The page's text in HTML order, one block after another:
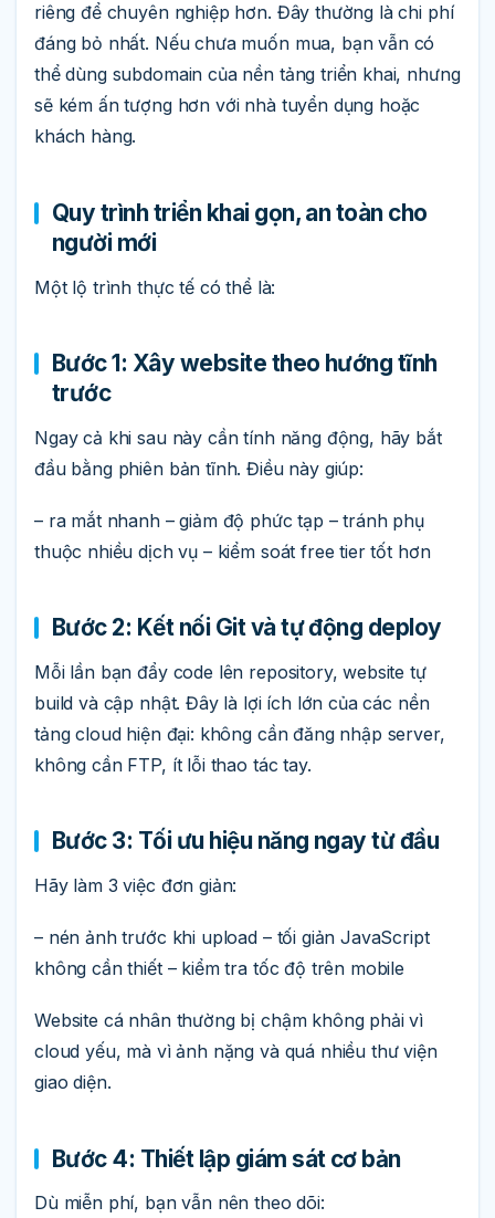
riêng để chuyên nghiệp hơn. Đây thường là chi phí
đáng bỏ nhất. Nếu chưa muốn mua, bạn vẫn có
thể dùng subdomain của nền tảng triển khai, nhưng
sẽ kém ấn tượng hơn với nhà tuyển dụng hoặc
khách hàng.
Quy trình triển khai gọn, an toàn cho
người mới
Một lộ trình thực tế có thể là:
Bước 1: Xây website theo hướng tĩnh
trước
Ngay cả khi sau này cần tính năng động, hãy bắt
đầu bằng phiên bản tĩnh. Điều này giúp:
– ra mắt nhanh – giảm độ phức tạp – tránh phụ
thuộc nhiều dịch vụ – kiểm soát free tier tốt hơn
Bước 2: Kết nối Git và tự động deploy
Mỗi lần bạn đẩy code lên repository, website tự
build và cập nhật. Đây là lợi ích lớn của các nền
tảng cloud hiện đại: không cần đăng nhập server,
không cần FTP, ít lỗi thao tác tay.
Bước 3: Tối ưu hiệu năng ngay từ đầu
Hãy làm 3 việc đơn giản:
– nén ảnh trước khi upload – tối giản JavaScript
không cần thiết – kiểm tra tốc độ trên mobile
Website cá nhân thường bị chậm không phải vì
cloud yếu, mà vì ảnh nặng và quá nhiều thư viện
giao diện.
Bước 4: Thiết lập giám sát cơ bản
Dù miễn phí, bạn vẫn nên theo dõi: